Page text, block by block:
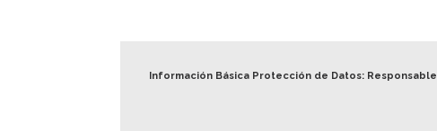
Información Básica Protección de Datos: Responsable